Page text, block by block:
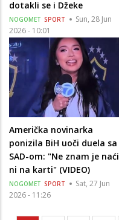
dotakli se i Džeke
NOGOMET SPORT
Sun, 28 Jun
2026 - 10:01
Američka novinarka
ponizila BiH uoči duela sa
SAD-om: "Ne znam je naći
ni na karti" (VIDEO)
NOGOMET SPORT
Sat, 27 Jun
2026 - 11:26